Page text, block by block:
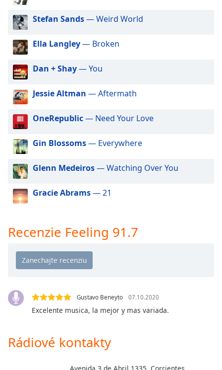
Track
in-
Picture
Fullscreen
This
modal
window.
Beginning
dialog
window.
cancel
close
the
window.
Text
Stefan Sands— Weird World
Ella Langley— Broken
Dan + Shay— You
Jessie Altman — Aftermath
OneRepublic— Need Your Love
Gin Blossoms— Everywhere
Glenn Medeiros— Watching Over You
Gracie Abrams— 21
Recenzie Feeling 91.7
Gustavo Beneyto 07.10.2020
Excelente musica, la mejor y mas variada.
Rádiové kontakty